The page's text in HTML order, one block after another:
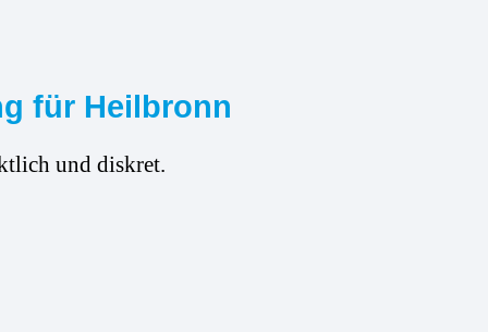
für Heilbronn
und diskret.